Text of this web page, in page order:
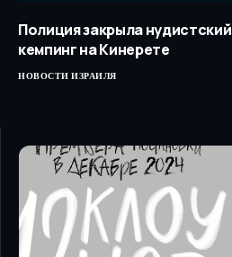
Полиция закрыла нудистский
кемпинг на Кинерете
НОВОСТИ ИЗРАИЛЯ